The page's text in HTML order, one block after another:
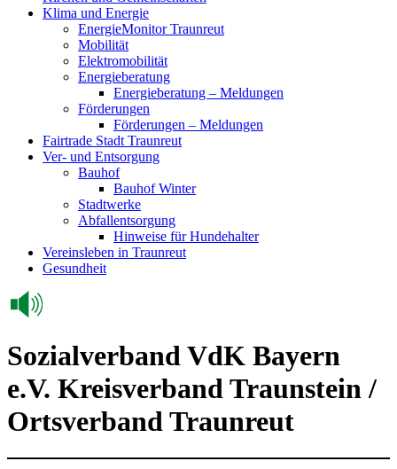
Klima und Energie
EnergieMonitor Traunreut
Mobilität
Elektromobilität
Energieberatung
Energieberatung – Meldungen
Förderungen
Förderungen – Meldungen
Fairtrade Stadt Traunreut
Ver- und Entsorgung
Bauhof
Bauhof Winter
Stadtwerke
Abfallentsorgung
Hinweise für Hundehalter
Vereinsleben in Traunreut
Gesundheit
Sozialverband VdK Bayern
e.V. Kreisverband Traunstein /
Ortsverband Traunreut